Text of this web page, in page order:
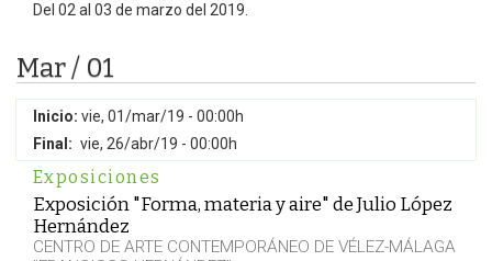
Del 02 al 03 de marzo del 2019.
Mar / 01
Inicio: vie, 01/mar/19 - 00:00h
Final: vie, 26/abr/19 - 00:00h
Exposiciones
Exposición "Forma, materia y aire" de Julio López
Hernández
CENTRO DE ARTE CONTEMPORÁNEO DE VÉLEZ-MÁLAGA